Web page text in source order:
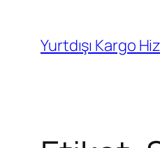
Yurtdışı Kargo